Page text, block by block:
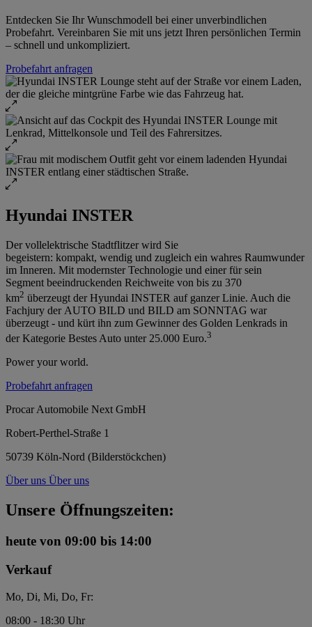
Entdecken Sie Ihr Wunschmodell bei einer unverbindlichen
Probefahrt. Vereinbaren Sie mit uns jetzt Ihren persönlichen Termin
– schnell und unkompliziert.
Probefahrt anfragen
Hyundai INSTER
Der vollelektrische Stadtflitzer wird Sie
begeistern: kompakt, wendig und zugleich ein wahres Raumwunder
im Inneren. Mit modernster Technologie und einer für sein
Segment beeindruckenden Reichweite von bis zu 370
km2 überzeugt der Hyundai INSTER auf ganzer Linie. Auch die
Fachjury der AUTO BILD und BILD am SONNTAG war
überzeugt - und kürt ihn zum Gewinner des Golden Lenkrads in
der Kategorie Bestes Auto unter 25.000 Euro.3
Power your world.
Probefahrt anfragen
Procar Automobile Next GmbH
Robert-Perthel-Straße 1
50739 Köln-Nord (Bilderstöckchen)
Über uns Über uns
Unsere Öffnungszeiten:
heute von 09:00 bis 14:00
Verkauf
Mo, Di, Mi, Do, Fr:
08:00 - 18:30 Uhr